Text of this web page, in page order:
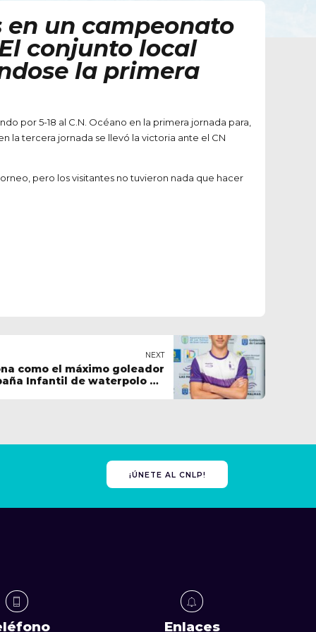
un campeonato
conjunto local
la primera
por 5-18 al C.N. Océano en la primera jornada para,
la tercera jornada se llevó la victoria ante el CN
pero los visitantes no tuvieron nada que hacer
NEXT
como el máximo goleador
Infantil de waterpolo de
¡ÚNETE AL CNLP!
Enlaces